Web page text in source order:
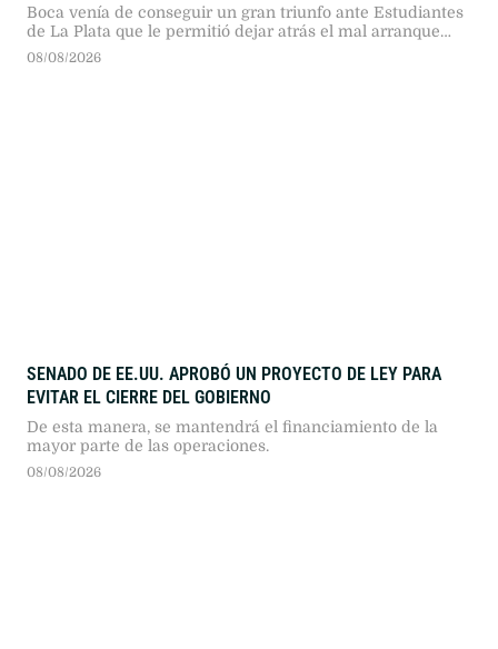
Boca venía de conseguir un gran triunfo ante Estudiantes
de La Plata que le permitió dejar atrás el mal arranque
que había tenido en este Torneo Clausura
08/08/2026
SENADO DE EE.UU. APROBÓ UN PROYECTO DE LEY PARA
EVITAR EL CIERRE DEL GOBIERNO
De esta manera, se mantendrá el financiamiento de la
mayor parte de las operaciones.
08/08/2026